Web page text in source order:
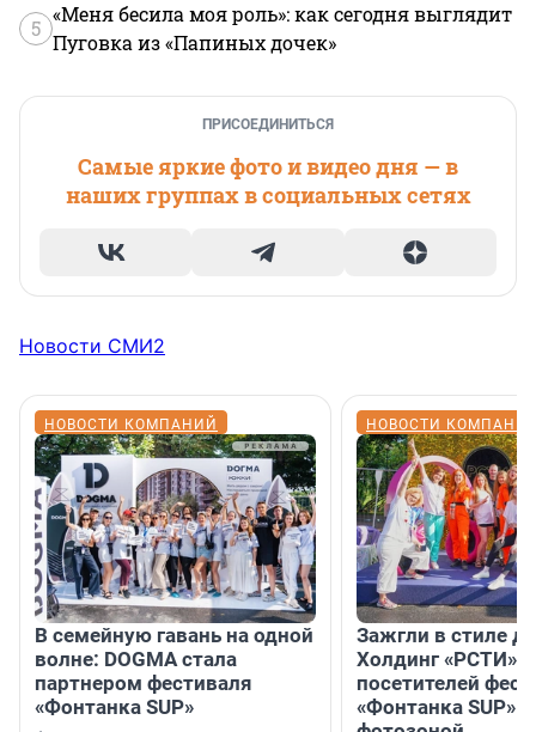
5
«Меня бесила моя роль»: как сегодня выглядит
Пуговка из «Папиных дочек»
ПРИСОЕДИНИТЬСЯ
Самые яркие фото и видео дня — в
наших группах в социальных сетях
Новости СМИ2
НОВОСТИ КОМПАНИЙ
В семейную гавань на одной
волне: DOGMA стала
партнером фестиваля
«Фонтанка SUP»
НОВОСТИ
Зажгли в стиле
Холдинг «РСТИ»
посетителей
«Фонтанка SUP»